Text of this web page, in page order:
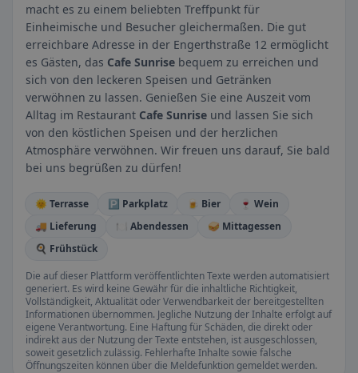
macht es zu einem beliebten Treffpunkt für
Einheimische und Besucher gleichermaßen. Die gut
erreichbare Adresse in der Engerthstraße 12 ermöglicht
es Gästen, das Cafe Sunrise bequem zu erreichen und
sich von den leckeren Speisen und Getränken
verwöhnen zu lassen. Genießen Sie eine Auszeit vom
Alltag im Restaurant Cafe Sunrise und lassen Sie sich
von den köstlichen Speisen und der herzlichen
Atmosphäre verwöhnen. Wir freuen uns darauf, Sie bald
bei uns begrüßen zu dürfen!
🌞 Terrasse 🅿️ Parkplatz 🍺 Bier
🍷 Wein
🚚 Lieferung
🍽️ Abendessen
🥪 Mittagessen
🍳 Frühstück
Die auf dieser Plattform veröffentlichten Texte werden automatisiert
generiert. Es wird keine Gewähr für die inhaltliche Richtigkeit,
Vollständigkeit, Aktualität oder Verwendbarkeit der bereitgestellten
Informationen übernommen. Jegliche Nutzung der Inhalte erfolgt auf
eigene Verantwortung. Eine Haftung für Schäden, die direkt oder
indirekt aus der Nutzung der Texte entstehen, ist ausgeschlossen,
soweit gesetzlich zulässig. Fehlerhafte Inhalte sowie falsche
Öffnungszeiten können über die Meldefunktion gemeldet werden.